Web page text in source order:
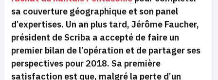
sa couverture géographique et son panel
d’expertises. Un an plus tard, Jérôme Faucher,
président de Scriba a accepté de faire un
premier bilan de l’opération et de partager ses
perspectives pour 2018. Sa première
satisfaction est que, malgré la perte d’un